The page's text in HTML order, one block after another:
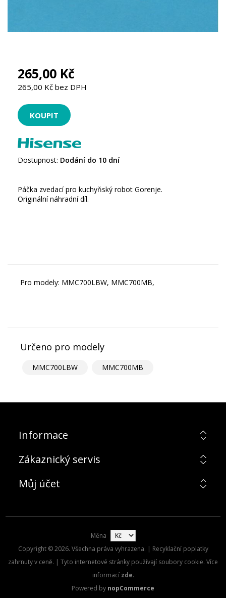
265,00 Kč
265,00 Kč bez DPH
Dostupnost: Dodání do 10 dní
Páčka zvedací pro kuchyňský robot Gorenje.
Originální náhradní díl.
Pro modely: MMC700LBW, MMC700MB,
Určeno pro modely
MMC700LBW MMC700MB
Informace
Zákaznický servis
Můj účet
Měna
Copyright © 2026. Všechna práva vyhrazena. | Recyklační poplatky
zahrnuty v ceně. | Tyto internetové stránky používají soubory cookie. Více
informací zde.
Powered by nopCommerce